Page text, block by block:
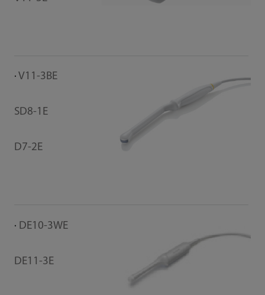
V11-3BE
SD8-1E
D7-2E
DE10-3WE
DE11-3E